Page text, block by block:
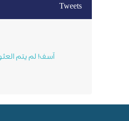
Tweets
آسف! لم يتم